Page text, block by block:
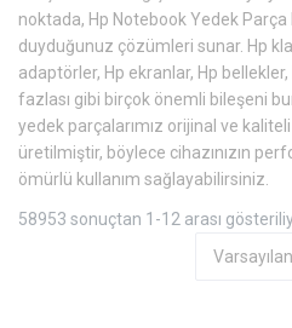
noktada, Hp Notebook Yedek
duyduğunuz çözümleri sunar. Hp
adaptörler, Hp ekranlar, Hp
fazlası gibi birçok önemli bileşeni
yedek parçalarımız orijinal ve
üretilmiştir, böylece cihazınızın
ömürlü kullanım sağlayabilirsiniz.
58953 sonuçtan 1-12 arası